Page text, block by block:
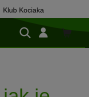
Klub Kociaka
Sklep